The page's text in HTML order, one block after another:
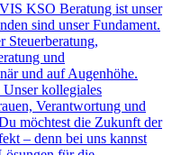
KSO Beratung ist unser
sind unser Fundament.
Steuerberatung,
und
und auf Augenhöhe.
kollegiales
Verantwortung und
möchtest die Zukunft der
– denn bei uns kannst